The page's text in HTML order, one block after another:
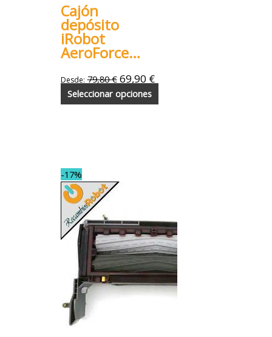
Cajón
depósito
iRobot
AeroForce
serie 800 y
900
Desde: 79,80€ 69,90 €
Seleccionar opciones
-17%